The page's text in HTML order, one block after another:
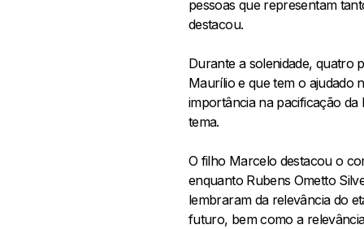
pessoas que representam
destacou.
Durante a solenidade, quatro
Maurílio e que tem o ajudado
importância na pacificação
tema.
O filho Marcelo destacou o
enquanto Rubens Ometto
lembraram da relevância do
futuro, bem como a